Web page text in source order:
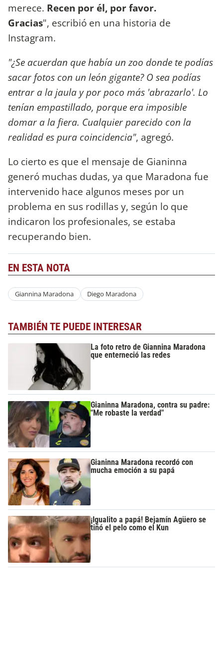
merece. Recen por él, por favor.
Gracias", escribió en una historia de
Instagram.
"¿Se acuerdan que había un zoo donde te podías
sacar fotos con un león gigante? O sea podías
entrar a la jaula y por poco más 'abrazarlo'. Lo
tenían empastillado, porque era imposible
domar a la fiera. Cualquier parecido con la
realidad es pura coincidencia", agregó.
Lo cierto es que el mensaje de Gianinna
generó muchas dudas, ya que Maradona fue
intervenido hace algunos meses por un
problema en sus rodillas y, según lo que
indicaron los profesionales, se estaba
recuperando bien.
EN ESTA NOTA
Giannina Maradona Diego Maradona
TAMBIÉN TE PUEDE INTERESAR
La foto retro de Giannina Maradona
que enterneció las redes
Gianinna Maradona, contra su padre:
"Me robaste la verdad"
Gianinna Maradona recordó con
mucha emoción a su papá
¡Igualito a papá! Bejamín Agüero se
tiñó el pelo como el Kun